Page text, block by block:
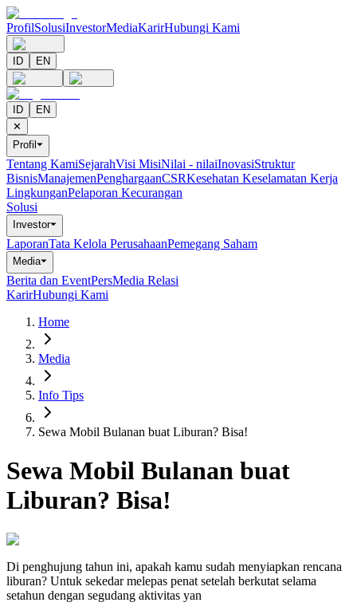
ProfilSolusiInvestorMediaKarirHubungi Kami
ID EN
ID
EN
✕
Profil ⏷
Tentang KamiSejarahVisi MisiNilai - nilaiInovasiStruktur
BisnisManajemenPenghargaanCSRKesehatan Keselamatan Kerja
LingkunganPelaporan Kecurangan
Solusi
Investor⏷
LaporanTata Kelola PerusahaanPemegang Saham
Media⏷
Berita dan EventPersMedia Relasi
KarirHubungi Kami
Home
Media
Info Tips
Sewa Mobil Bulanan buat Liburan? Bisa!
Sewa Mobil Bulanan buat
Liburan? Bisa!
Di penghujung tahun ini, apakah kamu sudah menyiapkan rencana
liburan? Untuk sekedar melepas penat setelah berkutat selama
setahun dengan segudang aktivitas yan